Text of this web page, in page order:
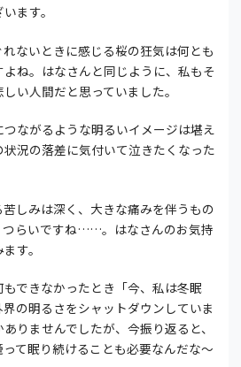
ます。
ないときに感じる桜の狂気は何とも
ね。はなさんと同じように、私もそ
い人間だと思っていました。
ながるような明るいイメージは堪え
況の落差に気付いて泣きたくなった
しみは深く、大きな痛みを伴うもの
つらいですね……。はなさんのお気持
す。
できなかったとき「今、私は冬眠
の明るさをシャットダウンしていま
りませんでしたが、今振り返ると、
て眠り続けることも必要なんだな～